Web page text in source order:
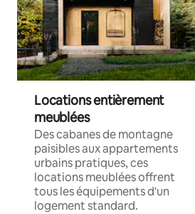
Locations entièrement
meublées
Des cabanes de montagne
paisibles aux appartements
urbains pratiques, ces
locations meublées offrent
tous les équipements d'un
logement standard.